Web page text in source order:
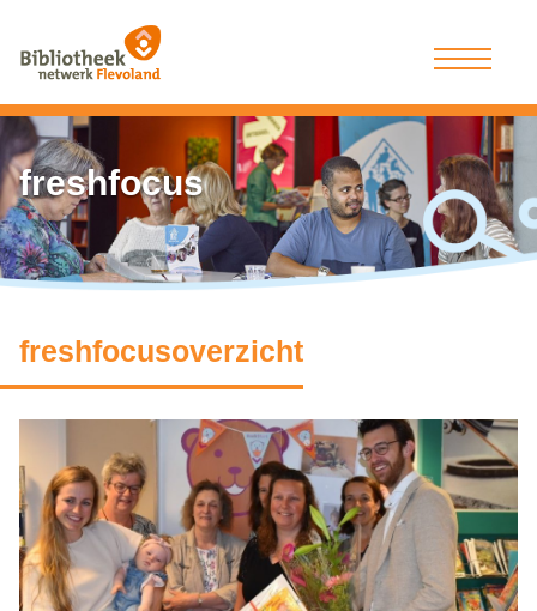
freshfocus
freshfocusoverzicht